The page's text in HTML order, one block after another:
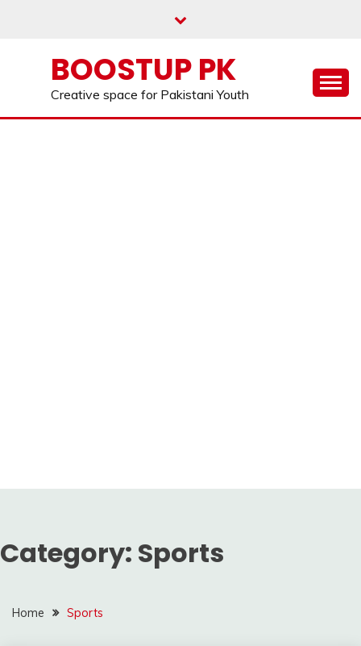
BOOSTUP PK
Creative space for Pakistani Youth
Category: Sports
Home Sports